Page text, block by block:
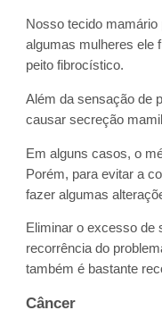
Nosso tecido
algumas mulheres ele
peito fibrocístico.
Além da sensação de
causar secreção
Em alguns casos, o
Porém, para evitar a
fazer algumas
Eliminar o excesso de
recorrência do
também é bastante
Câncer